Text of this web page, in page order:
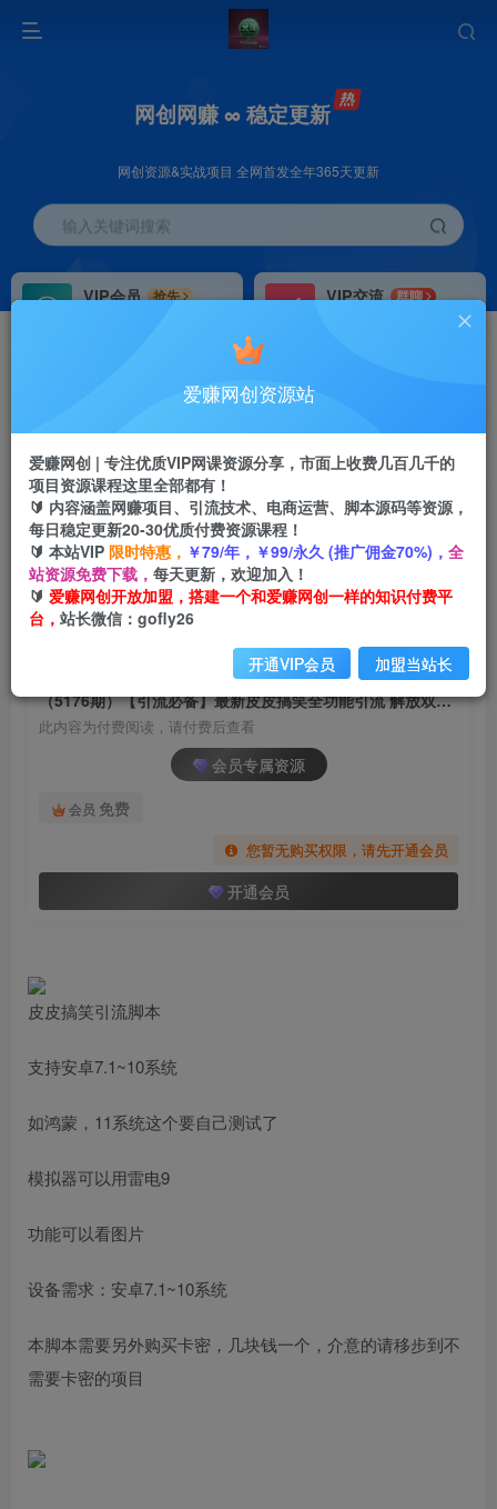
网创网赚 ∞ 稳定更新
网创资源&实战项目 全网首发全年365天更新
输入关键词搜索
VIP会员
抢先
VIP交流
群聊
研究探讨更多创业项目路子。
会员专属推广链接
首页 创业课程 会员专属 正文
（5176期）【引流必备】最新皮皮搞笑全功能引
流 解放双手自动引流【脚本+教程】
爱赚网创
2年前发布
关注 私信
（5176期）【引流必备】最新皮皮搞笑全功能引流 解放双手自动引流【脚本+教程】
此内容为付费阅读，请付费后查看
会员专属资源
会员 免费
您暂无购买权限，请先开通会员
开通会员
皮皮搞笑引流脚本
支持安卓7.1~10系统
如鸿蒙，11系统这个要自己测试了
模拟器可以用雷电9
功能可以看图片
设备需求：安卓7.1~10系统
本脚本需要另外购买卡密，几块钱一个，介意的请移步到不
需要卡密的项目
爱赚网创资源站
爱赚网创 | 专注优质VIP网课资源分享，市面上收费几百几千的
项目资源课程这里全部都有！
🔰 内容涵盖网赚项目、引流技术、电商运营、脚本源码等资源，
每日稳定更新20-30优质付费资源课程！
🔰 本站VIP 限时特惠， ￥79/年，￥99/永久 (推广佣金70%)， 全
站资源免费下载， 每天更新，欢迎加入！
🔰 爱赚网创开放加盟，搭建一个和爱赚网创一样的知识付费平
台， 站长微信：gofly26
开通VIP会员 加盟当站长